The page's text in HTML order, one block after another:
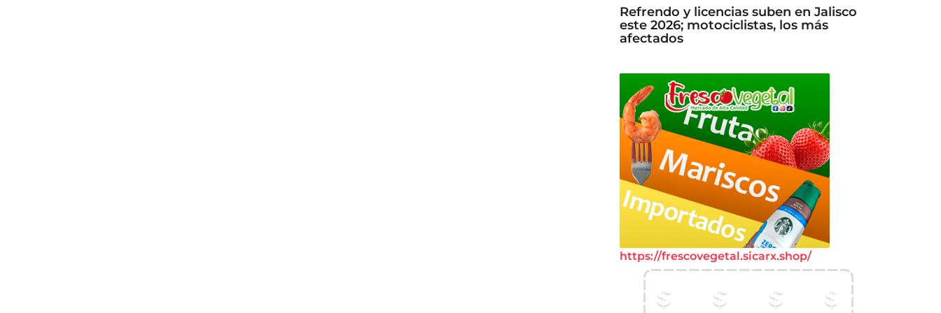
Refrendo y licencias suben en Jalisco
este 2026; motociclistas, los más
afectados
https://frescovegetal.sicarx.shop/